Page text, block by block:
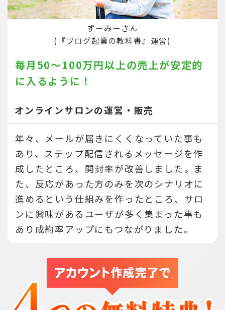
ずーみーさん
(『ブログ起業の教科書』運営)
毎月50～100万円以上の売上が安定的
に入るように！
オンラインサロンの運営・販売
年々、メールが届きにくくなっていた事も
あり、ステップ配信されるメッセージを作
成したところ、開封率が改善しました。ま
た、反応があった方のみを次のシナリオに
進めるという仕組みを作ったところ、サロ
ンに興味があるユーザが多く集まった事も
あり成約率アップにもつながりました。